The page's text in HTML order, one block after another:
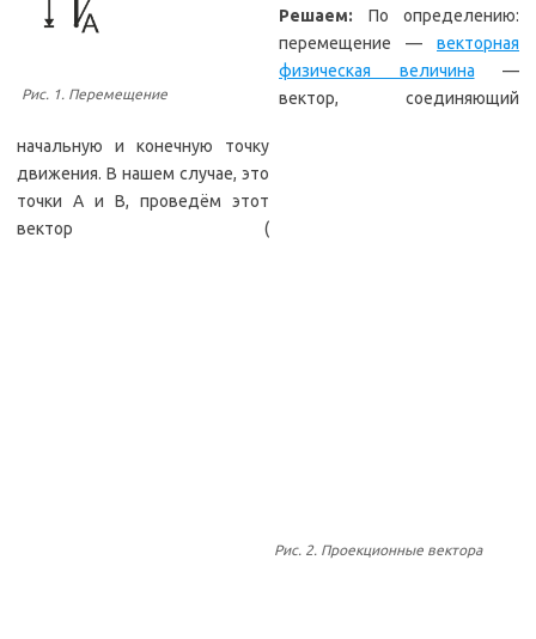
Рис. 1. Перемещение
Рис. 2. Проекционные вектора
Решаем: По определению:
перемещение — векторная
физическая величина —
вектор, соединяющий
начальную и конечную точку
движения. В нашем случае, это
точки А и В, проведём этот
вектор (